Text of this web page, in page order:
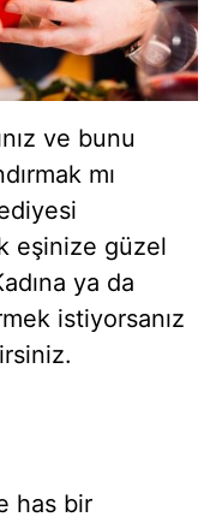
ve bunu
mı
eşinize güzel
ya da
istiyorsanız
has bir